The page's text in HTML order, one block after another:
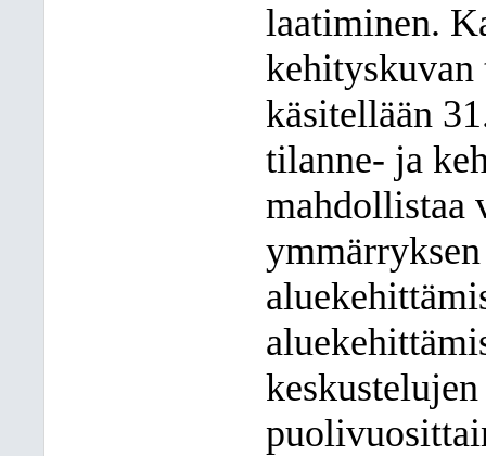
laatiminen.
käsitellään
tilanne- ja
mahdollistaa